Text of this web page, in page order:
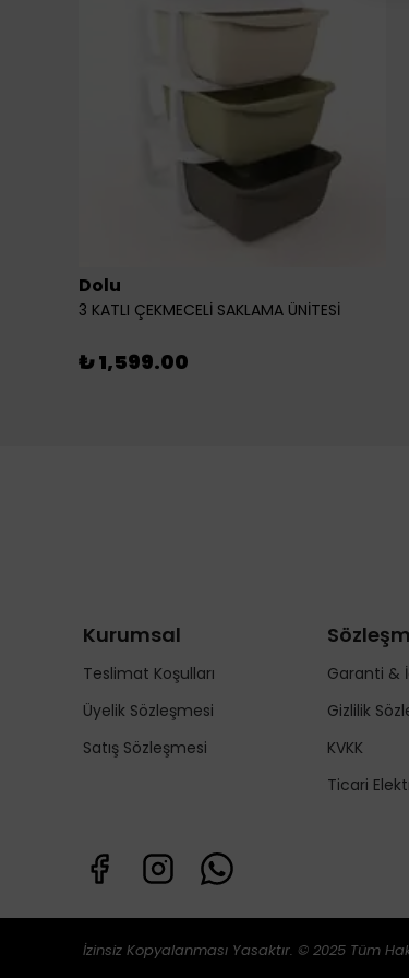
Dolu
3 KATLI ÇEKMECELİ SAKLAMA ÜNİTESİ
₺ 1,599.00
Kurumsal
Teslimat Koşulları
Üyelik Sözleşmesi
Satış Sözleşmesi
Garanti &
Gizlilik
KVKK
Ticari
İzinsiz Kopyalanması Yasaktır. © 2025 Tüm